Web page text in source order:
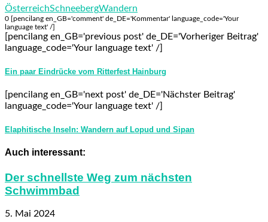
ÖsterreichSchneebergWandern
0 [pencilang en_GB='comment' de_DE='Kommentar' language_code='Your
language text' /]
[pencilang en_GB='previous post' de_DE='Vorheriger Beitrag'
language_code='Your language text' /]
Ein paar Eindrücke vom Ritterfest Hainburg
[pencilang en_GB='next post' de_DE='Nächster Beitrag'
language_code='Your language text' /]
Elaphitische Inseln: Wandern auf Lopud und Sipan
Auch interessant:
Der schnellste Weg zum nächsten
Schwimmbad
5. Mai 2024